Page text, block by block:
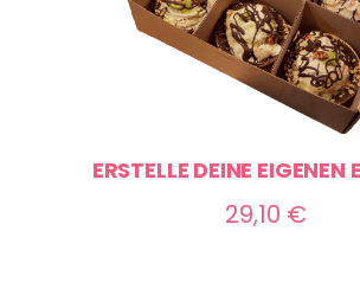
ERSTELLE DEINE EIGENEN
29,10 €